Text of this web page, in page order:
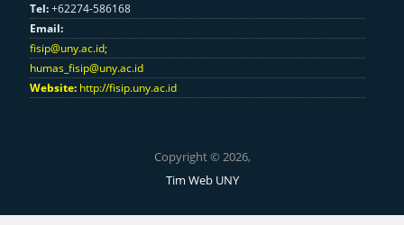
Tel:+62274-586168
Email:
fisip@uny.ac.id;
humas_fisip@uny.ac.id
Website: http://fisip.uny.ac.id
Copyright © 2026,
Tim Web UNY